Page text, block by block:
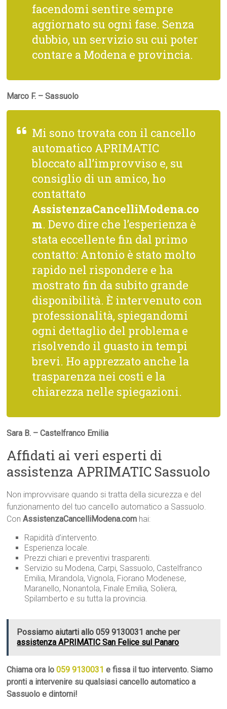
facendomi sentire sempre
aggiornato su ogni fase. Senza
dubbio, un servizio su cui poter
contare a Modena e provincia.
Marco F. – Sassuolo
Mi sono trovata con il cancello
automatico APRIMATIC
bloccato all’improvviso e, su
consiglio di un amico, ho
contattato
AssistenzaCancelliModena.co
m. Devo dire che l’esperienza è
stata eccellente fin dal primo
contatto: Antonio è stato molto
rapido nel rispondere e ha
mostrato fin da subito grande
disponibilità. È intervenuto con
professionalità, spiegandomi
ogni dettaglio del problema e
risolvendo il guasto in tempi
brevi. Ho apprezzato anche la
trasparenza nei costi e la
chiarezza nelle spiegazioni.
Sara B. – Castelfranco Emilia
Affidati ai veri esperti di
assistenza APRIMATIC Sassuolo
Non improvvisare quando si tratta della sicurezza e del
funzionamento del tuo cancello automatico a Sassuolo.
ConAssistenzaCancelliModena.com hai:
Rapidità d’intervento.
Esperienza locale.
Prezzi chiari e preventivi trasparenti.
Servizio su Modena, Carpi, Sassuolo, Castelfranco
Emilia, Mirandola, Vignola, Fiorano Modenese,
Maranello, Nonantola, Finale Emilia, Soliera,
Spilamberto e su tutta la provincia.
Possiamo aiutarti allo 059 9130031 anche per
assistenza APRIMATIC San Felice sul Panaro
Chiama ora lo059 9130031 e fissa il tuo intervento. Siamo
pronti a intervenire su qualsiasi cancello automatico a
Sassuolo e dintorni!